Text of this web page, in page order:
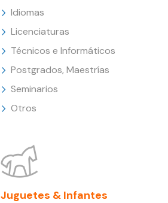
Idiomas
Licenciaturas
Técnicos e Informáticos
Postgrados, Maestrías
Seminarios
Otros
Juguetes & Infantes